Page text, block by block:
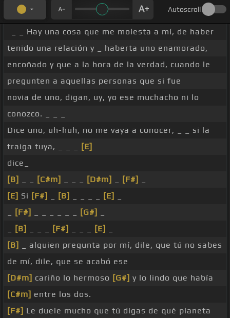
Autoscroll
_ _ Hay una cosa que me molesta a mí, de haber
tenido una relación y _ haberta uno enamorado,
encoñado y que a la hora de la verdad, cuando le
pregunten a aquellas personas que si fue
novia de uno, digan, uy, yo ese muchacho ni lo
conozco. _ _ _
Dice uno, uh-huh, no me vaya a conocer, _ _ si la
traiga tuya, _ _ _
[E]
dice_
[B]
[C#m] [D#m] [F#]
[E] Si [F#] [B] [E]
[F#] [G#]
[B] [F#] [E]
[B]
_ alguien pregunta por mí, dile, que tú no sabes
de mí, dile, que se acabó ese
[D#m] cariño lo hermoso [G#] y lo lindo que había
[C#m] entre los dos.
[F#] Le duele mucho que tú digas de qué planeta